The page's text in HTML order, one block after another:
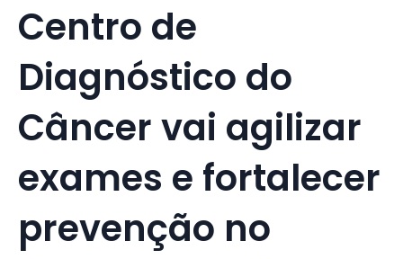
Centro de
Diagnóstico do
Câncer vai agilizar
exames e fortalecer
prevenção no